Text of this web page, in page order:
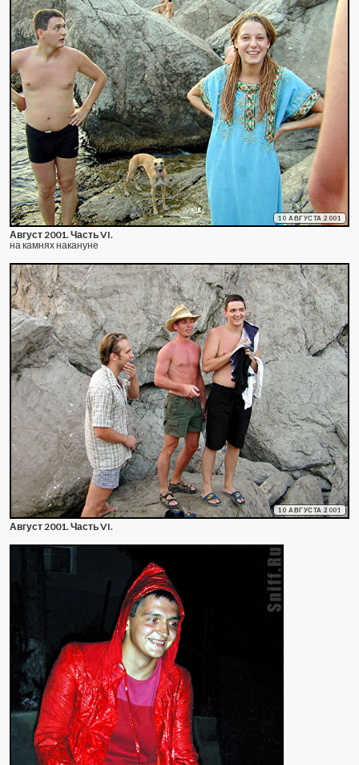
10 АВГУСТА 2001
Август 2001. Часть VI.
на камнях накануне
10 АВГУСТА 2001
Август 2001. Часть VI.